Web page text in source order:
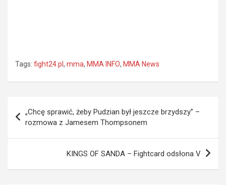
Tags: fight24.pl , mma, MMA INFO, MMA News
wpisu
„Chcę sprawić, żeby Pudzian był jeszcze brzydszy” –
rozmowa z Jamesem Thompsonem
KINGS OF SANDA – Fightcard odsłona V